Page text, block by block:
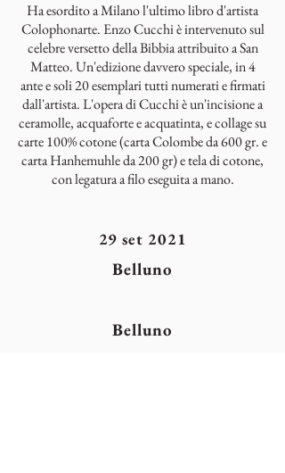
Ha esordito a Milano l'ultimo libro d'artista
Colophonarte. Enzo Cucchi è intervenuto sul
celebre versetto della Bibbia attribuito a San
Matteo. Un'edizione davvero speciale, in 4
ante e soli 20 esemplari tutti numerati e firmati
dall'artista. L'opera di Cucchi è un'incisione a
ceramolle, acquaforte e acquatinta, e collage su
carte 100% cotone (carta Colombe da 600 gr. e
carta Hanhemuhle da 200 gr) e tela di cotone,
con legatura a filo eseguita a mano.
Belluno
29 set 2021
Belluno